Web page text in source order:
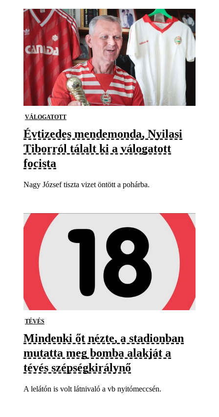
VÁLOGATOTT
Évtizedes mendemonda, Nyilasi
Tiborról tálalt ki a válogatott
focista
Nagy József tiszta vizet öntött a pohárba.
TÉVÉS
Mindenki őt nézte, a stadionban
mutatta meg bomba alakját a
tévés szépségkirálynő
A lelátón is volt látnivaló a vb nyitómeccsén.